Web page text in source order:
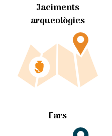
Jaciments
arqueològics
Fars